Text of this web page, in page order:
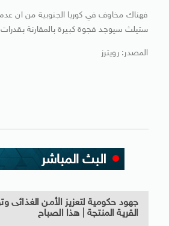
فهناك مخاوف في كوريا الجنوبية من ان عدم
ستيلث سيوجد فجوة كبيرة بالمقارنة بقدرات
المصدر: رويترز
جهود حكومية لتعزيز الأمن الغذائى
القرية المنتجة | هذا الصباح